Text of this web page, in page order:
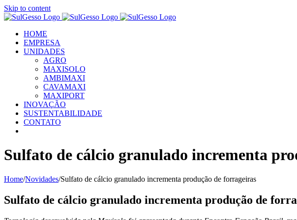
Skip to content
HOME
EMPRESA
UNIDADES
AGRO
MAXISOLO
AMBIMAXI
CAVAMAXI
MAXIPORT
INOVAÇÃO
SUSTENTABILIDADE
CONTATO
Sulfato de cálcio granulado incrementa
Home/Novidades/Sulfato de cálcio granulado incrementa produção de forrageiras
Sulfato de cálcio granulado incrementa produção de